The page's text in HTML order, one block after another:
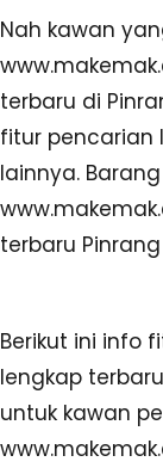
Nah kawan
terbaru di
fitur pencarian
lainnya.
terbaru
Berikut ini info
lengkap
untuk kawan